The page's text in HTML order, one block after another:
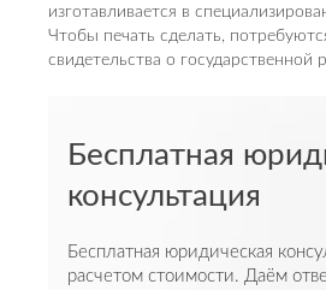
изготавливается в
Чтобы печать сделать,
свидетельства о государственной
Бесплатная
консультация
Бесплатная юридическая
расчетом стоимости. Даём